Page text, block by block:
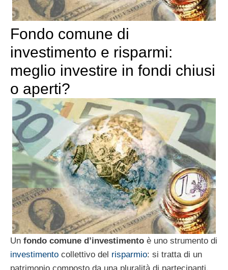
Fondo comune di
investimento e risparmi:
meglio investire in fondi chiusi
o aperti?
Un fondo comune d’investimento è uno strumento di
investimento collettivo del risparmio: si tratta di un